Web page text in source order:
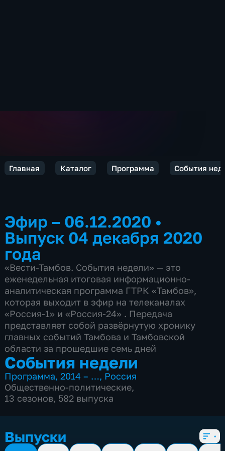
Главная Каталог Программа События
Эфир – 06.12.2020 •
Выпуск 04 декабря 2020
года
«Вести-Тамбов. События недели» — это
еженедельная итоговая информационно-
аналитическая программа ГТРК «Тамбов»,
которая выходит в эфир на телеканалах
«Россия-1» и «Россия-24» . Передача
представляет собой развёрнутую хронику
главных событий Тамбова и Тамбовской
области за прошедшие семь дней
События недели
Программа,2014 – …, Россия
Общественно-политические,
13 сезонов, 582 выпуска
Выпуски